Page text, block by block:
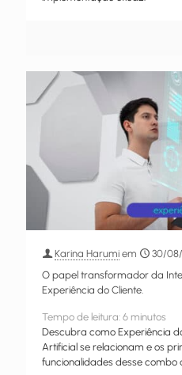
Karina Harumi em
30/
O papel transformador da
Experiência do Cliente.
Tempo de leitura: 6 minutos
Descubra como Experiência
Artificial se relacionam e os
funcionalidades desse combo